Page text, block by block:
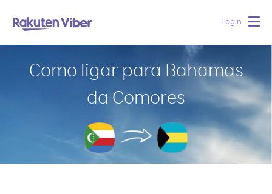
Login
Como ligar para Bahamas
da Comores